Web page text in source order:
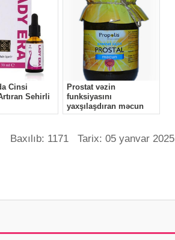
Baxılıb: 1171 Tarix: 05 yanvar 2025